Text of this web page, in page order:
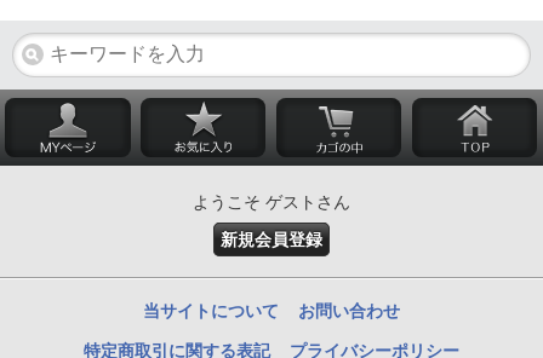
ようこそ ゲストさん
新規会員登録
当サイトについて お問い合わせ
特定商取引に関する表記 プライバシーポリシー